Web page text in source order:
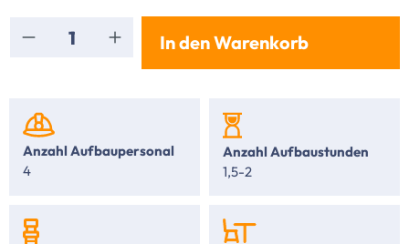
Produkt Anzahl: Gib den gewünschten
In den Warenkorb
Anzahl Aufbaupersonal
4
Anzahl Aufbaustunden
1,5-2